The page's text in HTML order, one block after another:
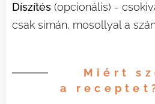
Díszítés (opcionális) -
csak simán, mosollyal a
💛 Miért
a